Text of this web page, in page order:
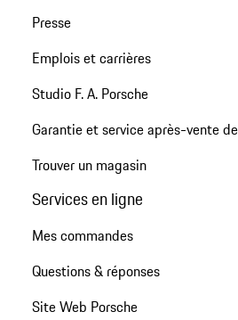
Presse
Emplois et carrières
Studio F. A. Porsche
Garantie et service après-vente
Trouver un magasin
Services en ligne
Mes commandes
Questions & réponses
Site Web Porsche